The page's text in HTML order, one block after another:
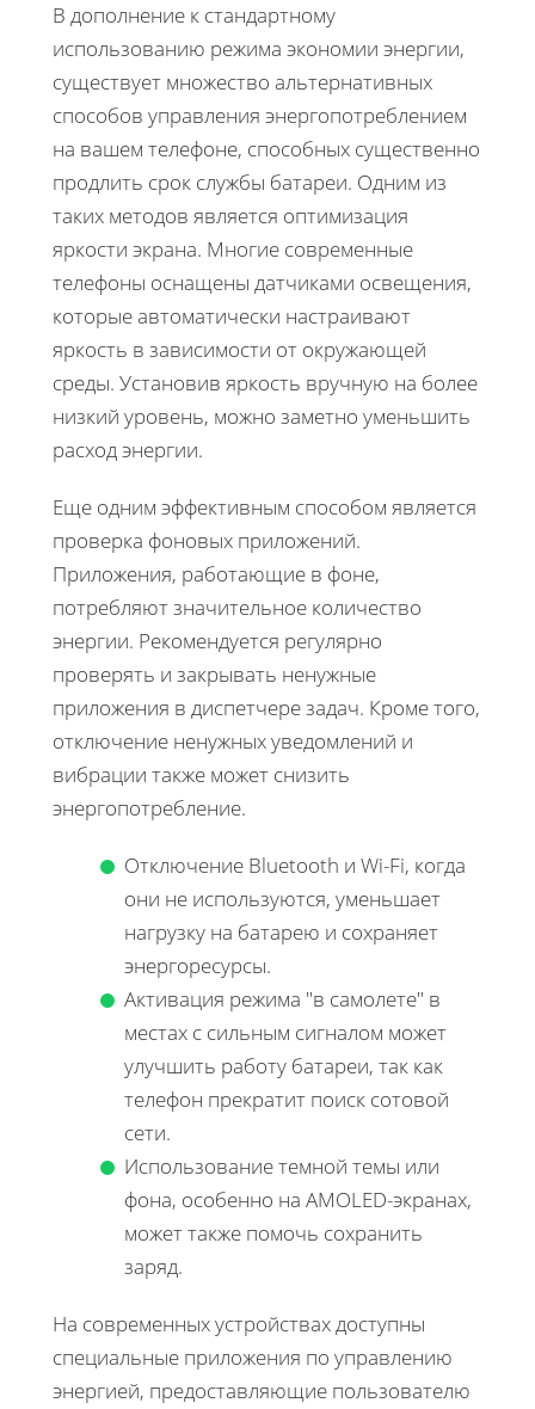
В дополнение к стандартному
использованию режима экономии энергии,
существует множество альтернативных
способов управления энергопотреблением
на вашем телефоне, способных существенно
продлить срок службы батареи. Одним из
таких методов является оптимизация
яркости экрана. Многие современные
телефоны оснащены датчиками освещения,
которые автоматически настраивают
яркость в зависимости от окружающей
среды. Установив яркость вручную на более
низкий уровень, можно заметно уменьшить
расход энергии.
Еще одним эффективным способом является
проверка фоновых приложений.
Приложения, работающие в фоне,
потребляют значительное количество
энергии. Рекомендуется регулярно
проверять и закрывать ненужные
приложения в диспетчере задач. Кроме того,
отключение ненужных уведомлений и
вибрации также может снизить
энергопотребление.
Отключение Bluetooth и Wi-Fi, когда
они не используются, уменьшает
нагрузку на батарею и сохраняет
энергоресурсы.
Активация режима "в самолете" в
местах с сильным сигналом может
улучшить работу батареи, так как
телефон прекратит поиск сотовой
сети.
Использование темной темы или
фона, особенно на AMOLED-экранах,
может также помочь сохранить
заряд.
На современных устройствах доступны
специальные приложения по управлению
энергией, предоставляющие пользователю